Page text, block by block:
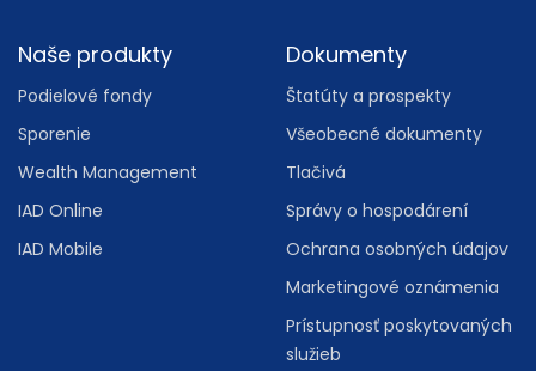
Footer
Naše produkty
Podielové fondy
Sporenie
Wealth Management
IAD Online
IAD Mobile
Dokumenty
Štatúty a prospekty
Všeobecné dokumenty
Tlačivá
Správy o hospodárení
Ochrana osobných údajov
Marketingové oznámenia
Prístupnosť poskytovaných
služieb